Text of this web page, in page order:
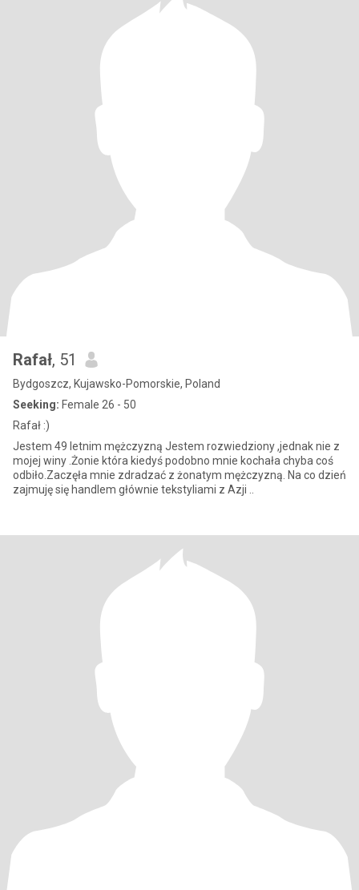
Rafał, 51
Bydgoszcz, Kujawsko-Pomorskie, Poland
Seeking: Female 26 - 50
Rafał :)
Jestem 49 letnim mężczyzną Jestem rozwiedziony ,jednak nie z
mojej winy .Żonie która kiedyś podobno mnie kochała chyba coś
odbiło.Zaczęła mnie zdradzać z żonatym mężczyzną. Na co dzień
zajmuję się handlem głównie tekstyliami z Azji ..